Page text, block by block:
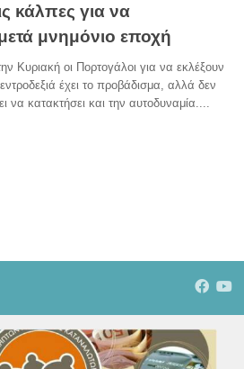
κάλπες για να
μνημόνιο εποχή
Κυριακή οι Πορτογάλοι για να εκλέξουν
έχει το προβάδισμα, αλλά δεν
να κατακτήσει και την αυτοδυναμία....